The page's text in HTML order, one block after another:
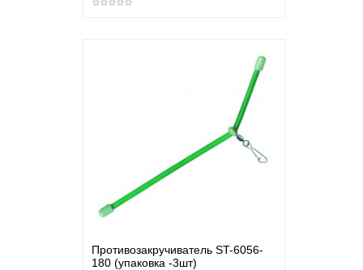
Противозакручиватель ST-6056-
180 (упаковка -3шт)